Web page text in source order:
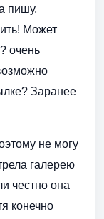
пишу,
Может
очень
Заранее
не могу
галерею
честно она
конечно